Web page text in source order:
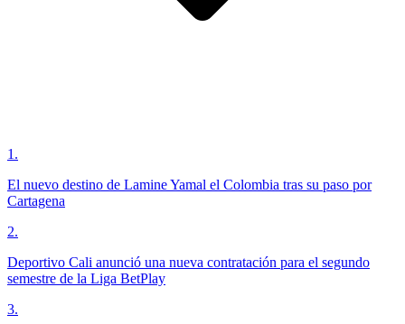
1 .
El nuevo destino de Lamine Yamal el Colombia tras su paso por
Cartagena
2.
Deportivo Cali anunció una nueva contratación para el segundo
semestre de la Liga BetPlay
3.